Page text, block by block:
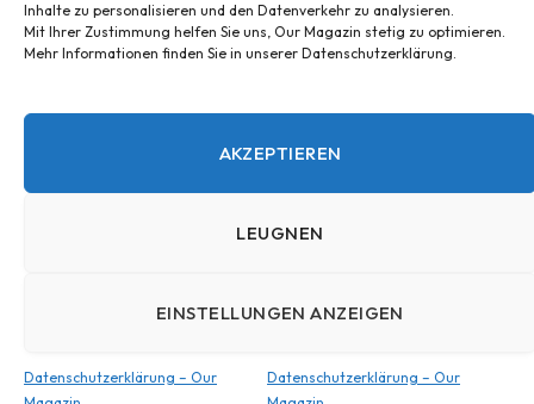
Inhalte zu personalisieren und den Datenverkehr zu analysieren.
Mit Ihrer Zustimmung helfen Sie uns, Our Magazin stetig zu optimieren.
Mehr Informationen finden Sie in unserer Datenschutzerklärung.
AKZEPTIEREN
LEUGNEN
EINSTELLUNGEN ANZEIGEN
Datenschutzerklärung – Our
Datenschutzerklärung – Our
Konny Reimann Todesursache? Die
OCTOBER 30, 2025
HEIM
Kontakt – Our Magazin
Impressum – Our Magazin